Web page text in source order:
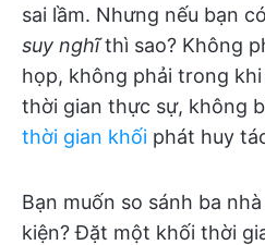
sai lầm. Nhưng nếu bạn
suy nghĩthì sao? Không
họp, không phải trong
thời gian thực sự, không
thời gian khối phát huy
Bạn muốn so sánh ba
kiện? Đặt một khối thời